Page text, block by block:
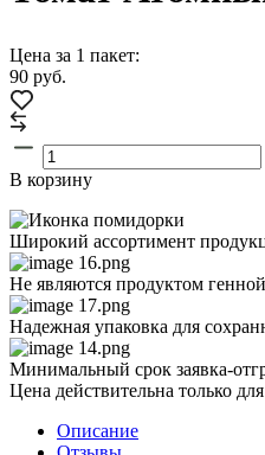
Цена за 1 пакет:
90 руб.
В корзину
Широкий ассортимент
Не являются продуктом
Надежная упаковка для
Минимальный срок заявка-
Цена действительна только
Описание